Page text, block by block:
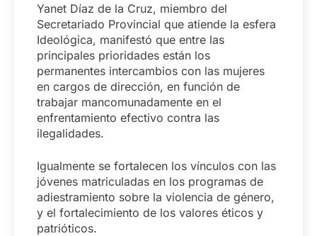
Yanet Díaz de la Cruz, miembro del
Secretariado Provincial que atiende la esfera
Ideológica, manifestó que entre las
principales prioridades están los
permanentes intercambios con las mujeres
en cargos de dirección, en función de
trabajar mancomunadamente en el
enfrentamiento efectivo contra las
ilegalidades.
Igualmente se fortalecen los vínculos con las
jóvenes matriculadas en los programas de
adiestramiento sobre la violencia de género,
y el fortalecimiento de los valores éticos y
patrióticos.